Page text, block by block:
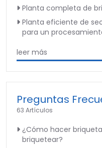
Planta completa de
Planta eficiente de
para un
leer más
Preguntas
63 Artículos
¿Cómo hacer
briquetear?